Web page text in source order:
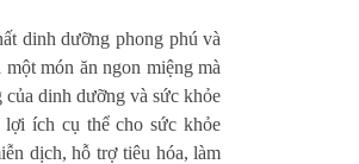
dinh dưỡng phong phú và
món ăn ngon miệng mà
dinh dưỡng và sức khỏe
ích cụ thể cho sức khỏe
dịch, hỗ trợ tiêu hóa, làm